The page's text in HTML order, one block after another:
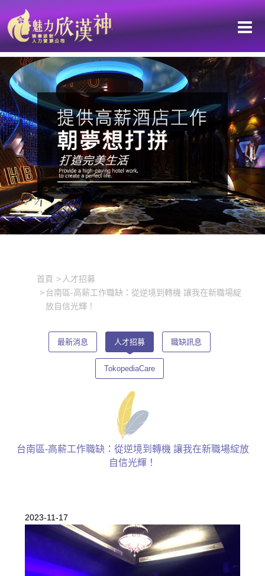
首頁
人才招募
台南區-高薪工作職缺：從逆境到轉機 讓我在新職場綻
放自信光輝！
最新消息 人才招募 職缺訊息
TokopediaCare
台南區-高薪工作職缺：從逆境到轉機 讓我在新職場綻放
自信光輝！
2023-11-17